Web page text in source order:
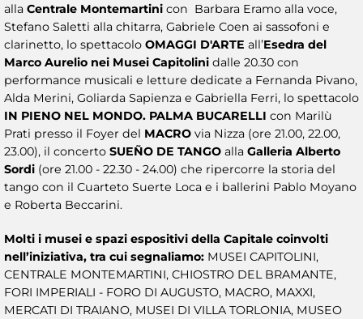
alla Centrale Montemartini con Barbara Eramo alla voce,
Stefano Saletti alla chitarra, Gabriele Coen ai sassofoni e
clarinetto, lo spettacolo OMAGGI D'ARTE all’Esedra del
Marco Aurelio nei Musei Capitolini dalle 20.30 con
performance musicali e letture dedicate a Fernanda Pivano,
Alda Merini, Goliarda Sapienza e Gabriella Ferri, lo spettacolo
IN PIENO NEL MONDO. PALMA BUCARELLI con Marilù
Prati presso il Foyer del MACRO via Nizza (ore 21.00, 22.00,
23.00), il concerto SUEÑO DE TANGO alla Galleria Alberto
Sordi (ore 21.00 - 22.30 - 24.00) che ripercorre la storia del
tango con il Cuarteto Suerte Loca e i ballerini Pablo Moyano
e Roberta Beccarini.
Molti i musei e spazi espositivi della Capitale coinvolti
nell’iniziativa, tra cui segnaliamo: MUSEI CAPITOLINI,
CENTRALE MONTEMARTINI, CHIOSTRO DEL BRAMANTE,
FORI IMPERIALI - FORO DI AUGUSTO, MACRO, MAXXI,
MERCATI DI TRAIANO, MUSEI DI VILLA TORLONIA, MUSEO